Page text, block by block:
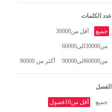
عدد الكلمات
جميع أقل من30000
من30000الى60000
من60000الى90000 أكثر من 90000
الفصل
جميع أقل من10فصول